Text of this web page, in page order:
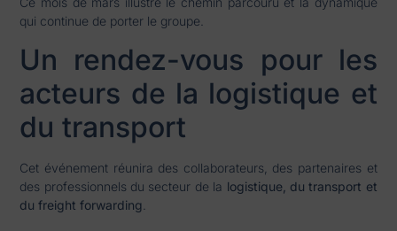
qui continue de porter le groupe.
Un rendez-vous pour les
acteurs de la logistique et
du transport
Cet événement réunira des collaborateurs, des partenaires et
des professionnels du secteur de la logistique, du transport et
du freight forwarding